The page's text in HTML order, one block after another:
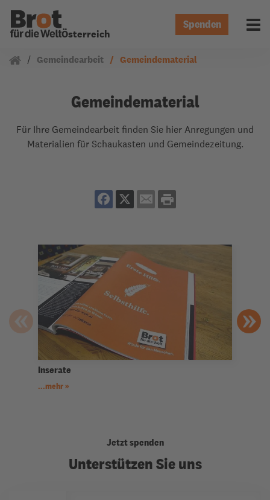
Österreich
Spenden
Gemeindearbeit Gemeindematerial
Gemeindematerial
Für Ihre Gemeindearbeit finden Sie hier Anregungen und
Materialien für Schaukasten und Gemeindezeitung.
Inserate
...mehr
Plakate
...mehr
Jetzt spenden
Unterstützen Sie uns